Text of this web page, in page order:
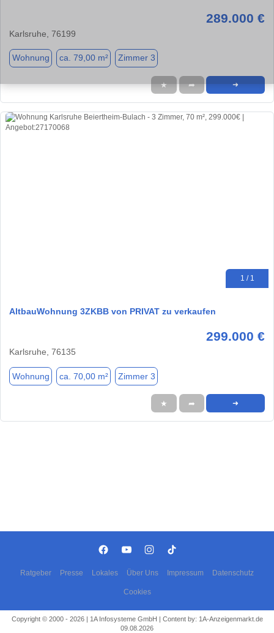
289.000 €
Karlsruhe, 76199
Wohnung ca. 79,00 m² Zimmer 3
★ ➦ ➜
1 / 1
AltbauWohnung 3ZKBB von PRIVAT zu verkaufen
299.000 €
Karlsruhe, 76135
Wohnung ca. 70,00 m² Zimmer 3
★ ➦ ➜
Ratgeber Presse Lokales Über Uns Impressum Datenschutz
Cookies
Copyright © 2000 - 2026 | 1A Infosysteme GmbH | Content by: 1A-Anzeigenmarkt.de
09.08.2026